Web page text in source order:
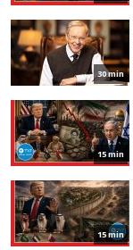
30 min
15 min
15 min